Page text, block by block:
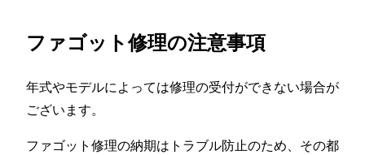
ファゴット修理の注意事項
年式やモデルによっては修理の受付ができない場合が
ございます。
ファゴット修理の納期はトラブル防止のため、その都